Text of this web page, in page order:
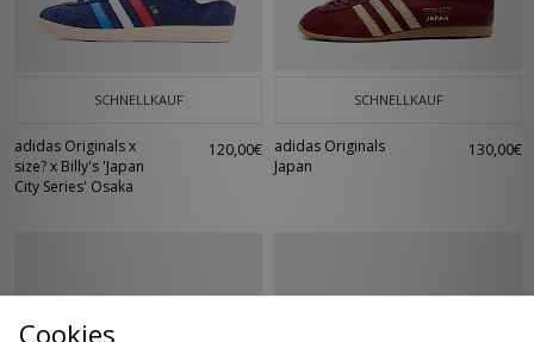
SCHNELLKAUF
adidas Originals x
size? x Billy's 'Japan
City Series' Osaka
120,00€
SCHNELLKAUF
adidas Originals
Japan
130,00€
Cookies